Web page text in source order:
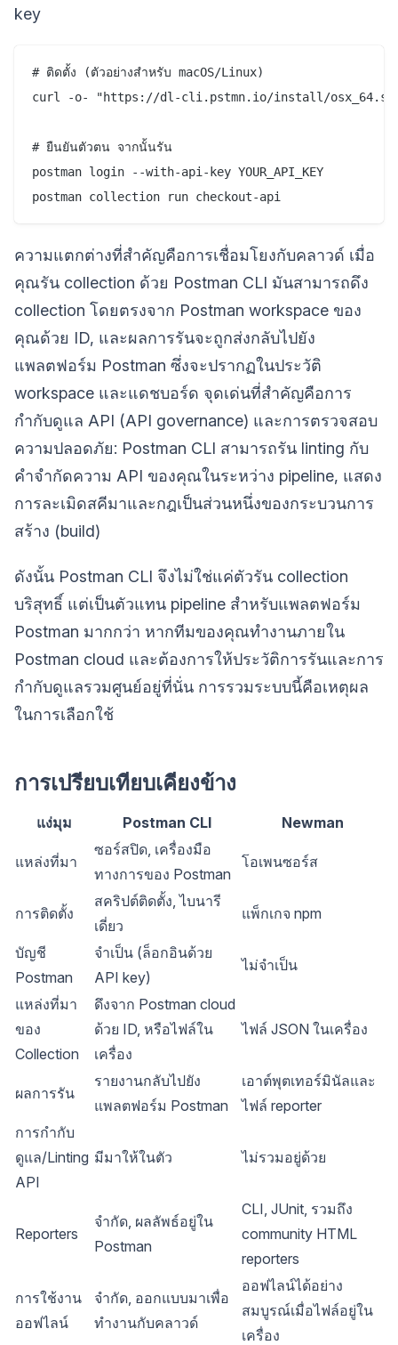
key
# ติดตั้ง (ตัวอย่างสำหรับ macOS/Linux)
curl -o- "https://dl-cli.pstmn.io/install/
# ยืนยันตัวตน จากนั้นรัน
postman login --with-api-key YOUR_API_KEY
ความแตกต่างที่สำคัญคือการเชื่อมโยงกับคลาวด์ เมื่อ
คุณรัน collection ด้วย Postman CLI มันสามารถดึง
collection โดยตรงจาก Postman workspace ของ
คุณด้วย ID, และผลการรันจะถูกส่งกลับไปยัง
แพลตฟอร์ม Postman ซึ่งจะปรากฏในประวัติ
workspace และแดชบอร์ด จุดเด่นที่สำคัญคือการ
กำกับดูแล API (API governance) และการตรวจสอบ
ความปลอดภัย: Postman CLI สามารถรัน linting กับ
คำจำกัดความ API ของคุณในระหว่าง pipeline, แสดง
การละเมิดสคีมาและกฎเป็นส่วนหนึ่งของกระบวนการ
สร้าง (build)
ดังนั้น Postman CLI จึงไม่ใช่แค่ตัวรัน collection
บริสุทธิ์ แต่เป็นตัวแทน pipeline สำหรับแพลตฟอร์ม
Postman มากกว่า หากทีมของคุณทำงานภายใน
Postman cloud และต้องการให้ประวัติการรันและการ
กำกับดูแลรวมศูนย์อยู่ที่นั่น การรวมระบบนี้คือเหตุผล
ในการเลือกใช้
การเปรียบเทียบเคียงข้าง
แง่มุม Postman CLI Newman
แหล่งที่มา
ซอร์สปิด, เครื่องมือ
ทางการของ Postman
โอเพนซอร์ส
การติดตั้ง
สคริปต์ติดตั้ง, ไบนารี
เดี่ยว
แพ็กเกจ npm
บัญชี
Postman
จำเป็น (ล็อกอินด้วย
API key)
ไม่จำเป็น
แหล่งที่มา
ของ
Collection
ดึงจาก Postman cloud
ด้วย ID, หรือไฟล์ใน
เครื่อง
ไฟล์ JSON ในเครื่อง
ผลการรัน
รายงานกลับไปยัง
แพลตฟอร์ม Postman
เอาต์พุตเทอร์มินัลและ
ไฟล์ reporter
การกำกับ
ดูแล/Linting
API
มีมาให้ในตัว ไม่รวมอยู่ด้วย
Reporters
จำกัด, ผลลัพธ์อยู่ใน
Postman
CLI, JUnit, รวมถึง
community HTML
reporters
การใช้งาน
ออฟไลน์
จำกัด, ออกแบบมาเพื่อ
ทำงานกับคลาวด์
ออฟไลน์ได้อย่าง
สมบูรณ์เมื่อไฟล์อยู่ใน
เครื่อง